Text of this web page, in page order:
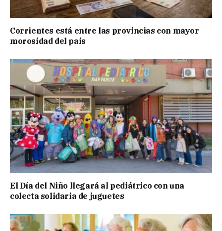
Corrientes está entre las provincias con mayor
morosidad del país
El Día del Niño llegará al pediátrico con una
colecta solidaria de juguetes